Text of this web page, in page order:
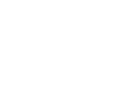
Massey Ferguson 9S bereits